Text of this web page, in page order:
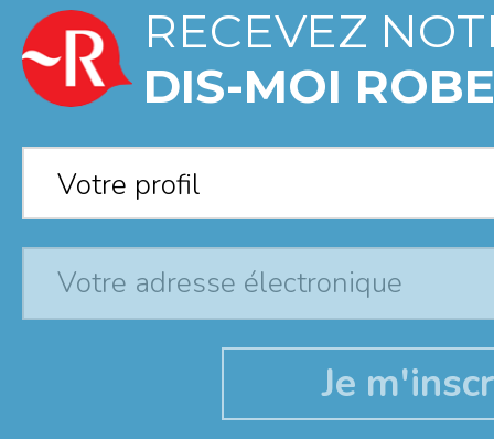
RECEVEZ
DIS-MOI
Votre profil*
Votre profil